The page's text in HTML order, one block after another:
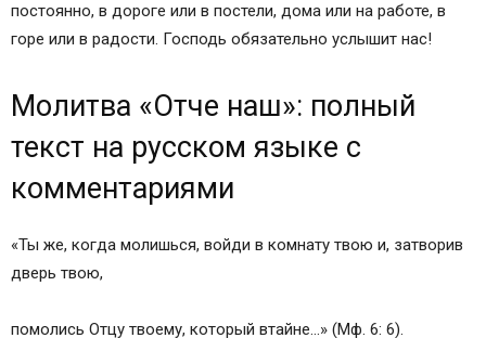
постоянно, в дороге или в постели, дома или на работе, в
горе или в радости. Господь обязательно услышит нас!
Молитва «Отче наш»: полный
текст на русском языке с
комментариями
«Ты же, когда молишься, войди в комнату твою и, затворив
дверь твою,
помолись Отцу твоему, который втайне…» (Мф. 6: 6).